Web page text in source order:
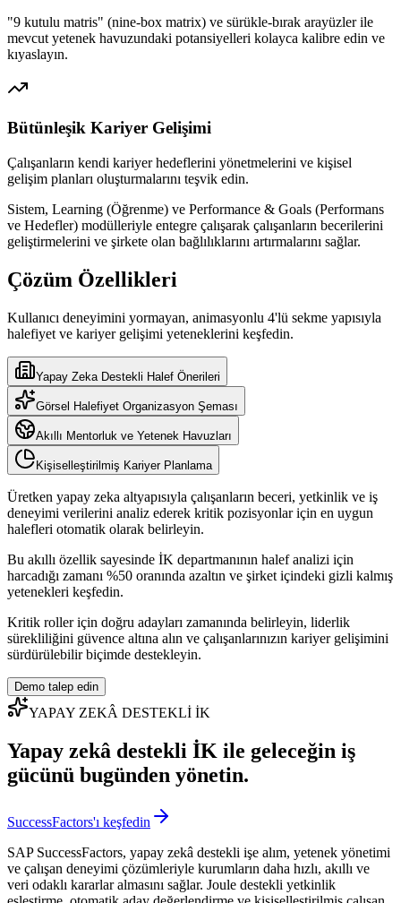
"9 kutulu matris" (nine-box matrix) ve sürükle-bırak arayüzler ile
mevcut yetenek havuzundaki potansiyelleri kolayca kalibre edin ve
kıyaslayın.
Bütünleşik Kariyer Gelişimi
Çalışanların kendi kariyer hedeflerini yönetmelerini ve kişisel
gelişim planları oluşturmalarını teşvik edin.
Sistem, Learning (Öğrenme) ve Performance & Goals (Performans
ve Hedefler) modülleriyle entegre çalışarak çalışanların becerilerini
geliştirmelerini ve şirkete olan bağlılıklarını artırmalarını sağlar.
Çözüm Özellikleri
Kullanıcı deneyimini yormayan, animasyonlu 4'lü sekme yapısıyla
halefiyet ve kariyer gelişimi yeteneklerini keşfedin.
Yapay Zeka Destekli Halef Önerileri
Görsel Halefiyet Organizasyon Şeması
Akıllı Mentorluk ve Yetenek Havuzları
Kişiselleştirilmiş Kariyer Planlama
Üretken yapay zeka altyapısıyla çalışanların beceri, yetkinlik ve iş
deneyimi verilerini analiz ederek kritik pozisyonlar için en uygun
halefleri otomatik olarak belirleyin.
Bu akıllı özellik sayesinde İK departmanının halef analizi için
harcadığı zamanı %50 oranında azaltın ve şirket içindeki gizli kalmış
yetenekleri keşfedin.
Kritik roller için doğru adayları zamanında belirleyin, liderlik
sürekliliğini güvence altına alın ve çalışanlarınızın kariyer gelişimini
sürdürülebilir biçimde destekleyin.
Demo talep edin
YAPAY ZEKÂ DESTEKLİ İK
Yapay zekâ destekli İK ile geleceğin iş
gücünü bugünden yönetin.
SuccessFactors'ı keşfedin
SAP SuccessFactors, yapay zekâ destekli işe alım, yetenek yönetimi
ve çalışan deneyimi çözümleriyle kurumların daha hızlı, akıllı ve
veri odaklı kararlar almasını sağlar. Joule destekli yetkinlik